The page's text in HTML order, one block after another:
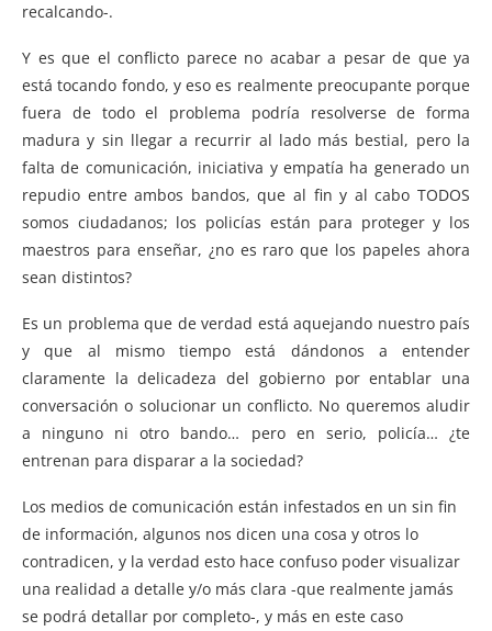
recalcando-.
Y es que el conflicto parece no acabar a pesar de que ya
está tocando fondo, y eso es realmente preocupante porque
fuera de todo el problema podría resolverse de forma
madura y sin llegar a recurrir al lado más bestial, pero la
falta de comunicación, iniciativa y empatía ha generado un
repudio entre ambos bandos, que al fin y al cabo TODOS
somos ciudadanos; los policías están para proteger y los
maestros para enseñar, ¿no es raro que los papeles ahora
sean distintos?
Es un problema que de verdad está aquejando nuestro país
y que al mismo tiempo está dándonos a entender
claramente la delicadeza del gobierno por entablar una
conversación o solucionar un conflicto. No queremos aludir
a ninguno ni otro bando… pero en serio, policía… ¿te
entrenan para disparar a la sociedad?
Los medios de comunicación están infestados en un sin fin
de información, algunos nos dicen una cosa y otros lo
contradicen, y la verdad esto hace confuso poder visualizar
una realidad a detalle y/o más clara -que realmente jamás
se podrá detallar por completo-, y más en este caso